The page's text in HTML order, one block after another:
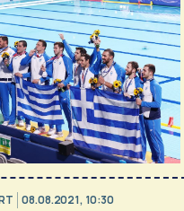
08.08.2021, 10:30